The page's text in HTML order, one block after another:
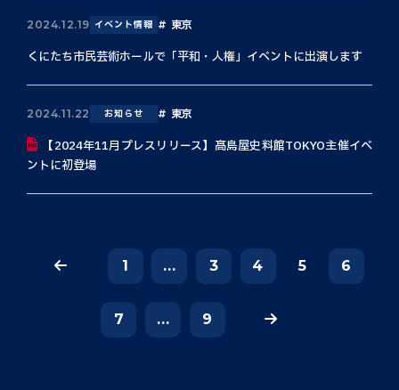
2024.12.19 イベント情報 東京
くにたち市民芸術ホールで「平和・人権」イベントに出演します
2024.11.22 お知らせ 東京
【2024年11月プレスリリース】髙島屋史料館TOKYO主催イベ
ントに初登場
1 ... 3 4 5 6
7 ... 9